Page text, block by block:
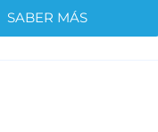
SABER MÁS